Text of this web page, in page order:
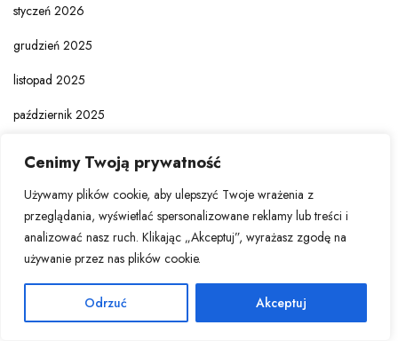
Cenimy Twoją prywatność
Używamy plików cookie, aby ulepszyć Twoje wrażenia z
przeglądania, wyświetlać spersonalizowane reklamy lub treści i
analizować nasz ruch. Klikając „Akceptuj”, wyrażasz zgodę na
używanie przez nas plików cookie.
Odrzuć Akceptuj
styczeń 2026
grudzień 2025
listopad 2025
październik 2025
lipiec 2025
czerwiec 2025
maj 2025
kwiecień 2025